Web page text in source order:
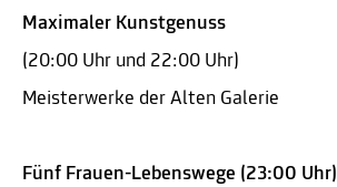
Maximaler Kunstgenuss
(20:00 Uhr und 22:00 Uhr)
Meisterwerke der Alten Galerie
Fünf Frauen-Lebenswege (23:00 Uhr)